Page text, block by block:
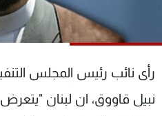
رأى نائب رئيس المجلس
نبيل قاووق، ان لبنان
شاهد البرامج
الترددات
عن MTV
لاعلاناتكم
شروط